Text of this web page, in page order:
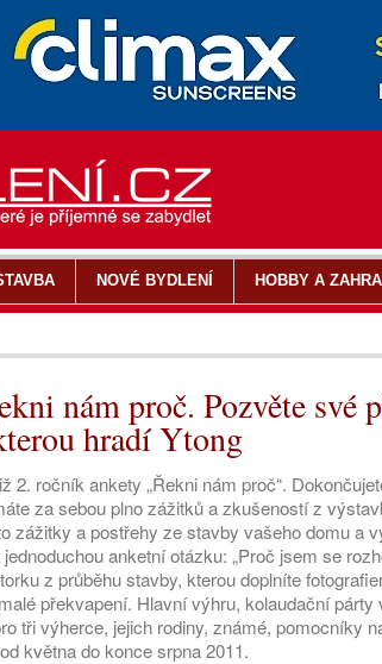
nám proč. Pozvěte své
hradí Ytong
2. ročník ankety „Řekni nám proč“.
za sebou plno zážitků a zkušeností z
zážitky a postřehy ze stavby vašeho domu a
anketní otázku: „Proč jsem se
z průběhu stavby, kterou doplníte
překvapení. Hlavní výhru, kolaudační párty
tři výherce, jejich rodiny, známé, pomocníky
května do konce srpna 2011.
NOVÉ BYDLENÍ HOBBY A